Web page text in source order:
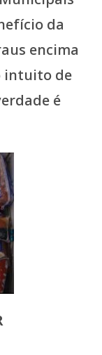
da
encima
intuito de
é